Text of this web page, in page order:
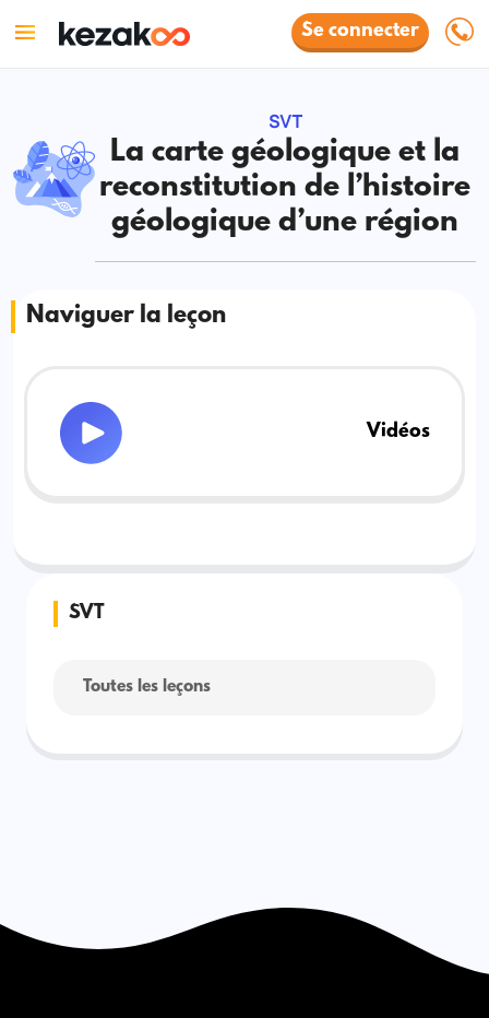
Se connecter
SVT
La carte géologique et la
reconstitution de l’histoire
géologique d’une région
Naviguer la leçon
Vidéos
SVT
Toutes les leçons